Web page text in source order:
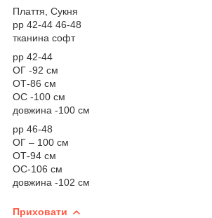
Плаття, Сукня
рр 42-44 46-48
тканина софт
рр 42-44
ОГ -92 см
ОТ-86 см
ОС -100 см
довжина -100 см
рр 46-48
ОГ – 100 см
ОТ-94 см
ОС-106 см
довжина -102 см
Приховати